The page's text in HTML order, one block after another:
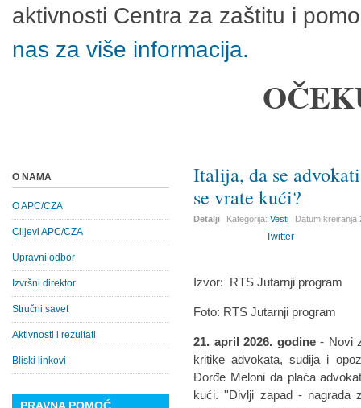
aktivnosti Centra za zaštitu i
nas za više informacija.
Italija, da se
se vrate kući?
Detalji Kategorija:Vesti Datum kreiranja
Twitter
Izvor: RTS Jutarnji program
Foto: RTS Jutarnji program
21. april 2026. godine- Novi
kritike advokata, sudija i
Đorđe Meloni da plaća
kući. ''Divlji zapad - nagrada
O NAMA
O APC/CZA
Ciljevi APC/CZA
Upravni odbor
Izvršni direktor
Stručni savet
Aktivnosti i rezultati
Bliski linkovi